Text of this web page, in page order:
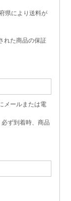
県により送料が
れた商品の保証
メールまたは電
ず到着時、商品